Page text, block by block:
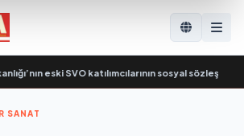
eski SVO katılımcılarının sosyal sözleşme
SANAT